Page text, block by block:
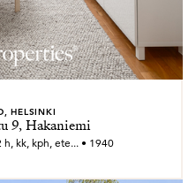
HELSINKI
9, Hakaniemi
h, kk, kph, ete... • 1940